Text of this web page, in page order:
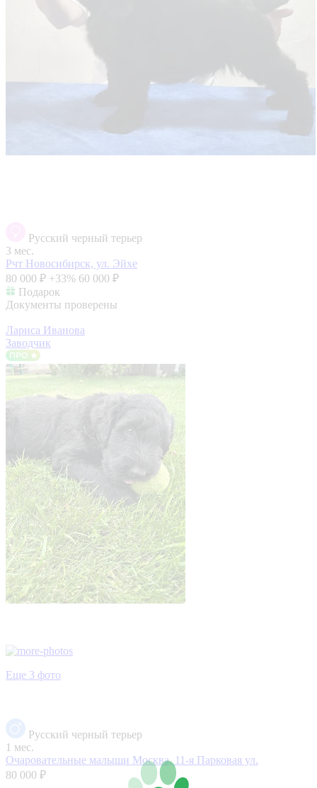
Русский черный терьер
3 мес.
Рчт Новосибирск, ул. Эйхе
80 000 ₽ +33% 60 000 ₽
Подарок
Документы проверены
Лариса Иванова
Заводчик
Еще 3 фото
Русский черный терьер
1 мес.
Очаровательные малыши Москва, 11-я Парковая ул.
80 000 ₽